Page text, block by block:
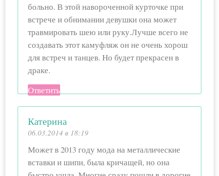
больно. В этой навороченной курточке при
встрече и обнимании девушки она может
травмировать шею или руку.Лучше всего не
создавать этот камуфляж он не очень хорош
для встреч и танцев. Но будет прекрасен в
драке.
Ответить
Катерина
06.03.2014 в 18:19
Может в 2013 году мода на металлические
вставки и шипи, была кричащей, но она